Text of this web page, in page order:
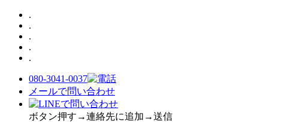
.
.
.
.
.
080-3041-0037
メールで問い合わせ
ボタン押す→連絡先に追加→送信